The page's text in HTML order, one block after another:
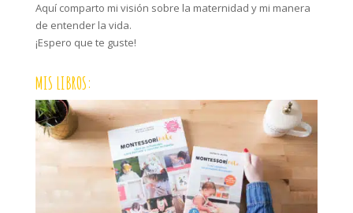
Aquí comparto mi visión sobre la maternidad y mi manera
de entender la vida.
¡Espero que te guste!
MIS LIBROS: